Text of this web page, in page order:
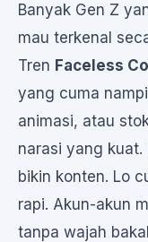
Banyak Gen Z
mau terkenal
Tren Faceless
yang cuma
animasi, atau
narasi yang
bikin konten. Lo
rapi. Akun-akun
tanpa wajah